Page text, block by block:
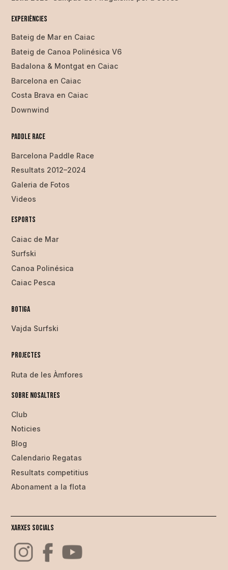
Experiències
Bateig de Mar en Caiac
Bateig de Canoa Polinésica V6
Badalona & Montgat en Caiac
Barcelona en Caiac
Costa Brava en Caiac
Downwind
Paddle Race
Barcelona Paddle Race
Resultats 2012–2024
Galeria de Fotos
Videos
Esports
Caiac de Mar
Surfski
Canoa Polinésica
Caiac Pesca
Botiga
Vajda Surfski
Projectes
Ruta de les Àmfores
Sobre nosaltres
Club
Noticies
Blog
Calendario Regatas
Resultats competitius
Abonament a la flota
Xarxes Socials